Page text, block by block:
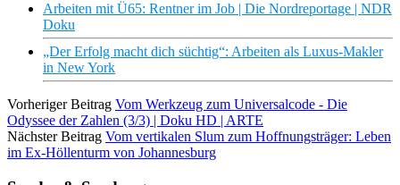
Arbeiten mit Ü65: Rentner im Job | Die Nordreportage | NDR
Doku
„Der Erfolg macht dich süchtig“: Arbeiten als Luxus-Makler
in New York
Vorheriger Beitrag Vom Werkzeug zum Universalcode - Die
Odyssee der Zahlen (3/3) | Doku HD | ARTE
Nächster Beitrag Vom vertikalen Slum zum Hoffnungsträger: Leben
im Ex-Höllenturm von Johannesburg